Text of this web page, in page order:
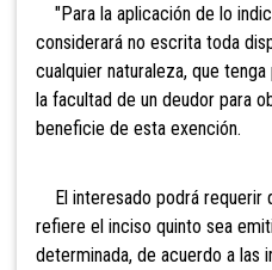
"Para la aplicación de lo
considerará no escrita toda
cualquier naturaleza, que
la facultad de un deudor para
beneficie de esta exención.
El interesado podrá requerir
refiere el inciso quinto sea
determinada, de acuerdo a las